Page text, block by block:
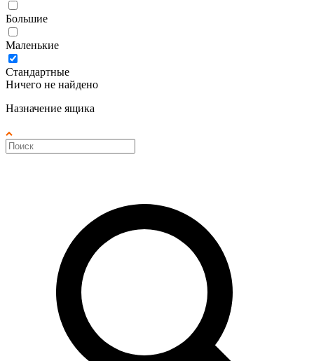
Большие
Маленькие
Стандартные
Ничего не найдено
Назначение ящика